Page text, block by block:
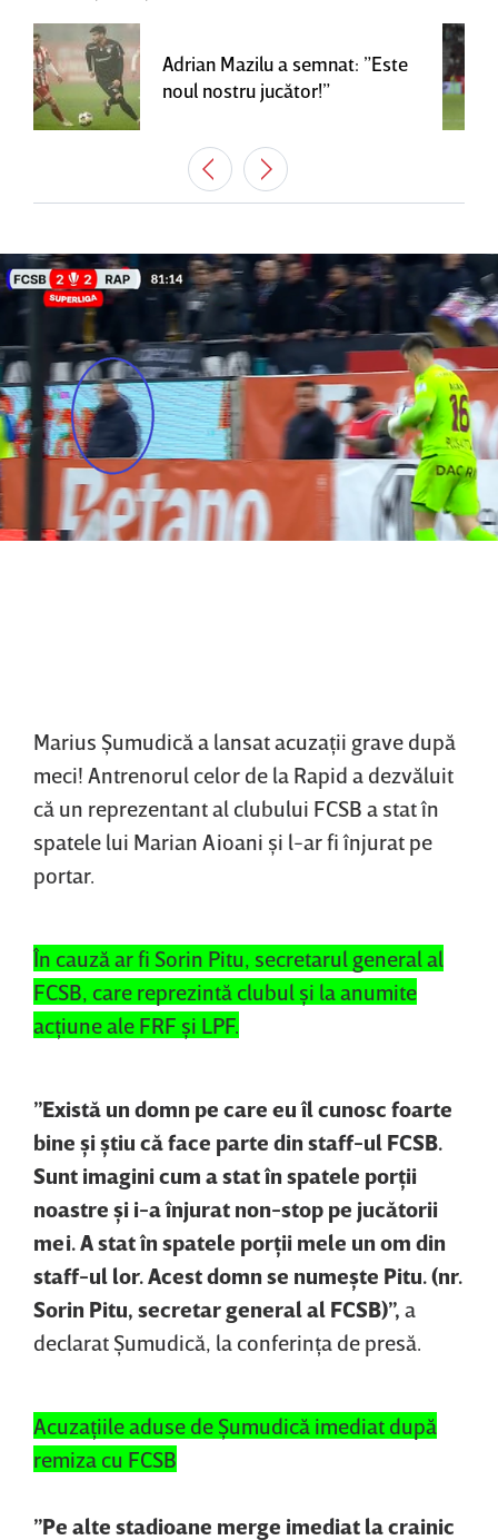
Adrian Mazilu a semnat: ”Este
noul nostru jucător!”
Marius Şumudică a lansat acuzaţii grave după
meci! Antrenorul celor de la Rapid a dezvăluit
că un reprezentant al clubului FCSB a stat în
spatele lui Marian Aioani şi l-ar fi înjurat pe
portar.
În cauză ar fi Sorin Pitu, secretarul general al
FCSB, care reprezintă clubul şi la anumite
acţiune ale FRF şi LPF.
”Există un domn pe care eu îl cunosc foarte
bine şi ştiu că face parte din staff-ul FCSB.
Sunt imagini cum a stat în spatele porţii
noastre şi i-a înjurat non-stop pe jucătorii
mei. A stat în spatele porţii mele un om din
staff-ul lor. Acest domn se numeşte Pitu. (nr.
Sorin Pitu, secretar general al FCSB)”, a
declarat Şumudică, la conferinţa de presă.
Acuzaţiile aduse de Şumudică imediat după
remiza cu FCSB
”Pe alte stadioane merge imediat la crainic